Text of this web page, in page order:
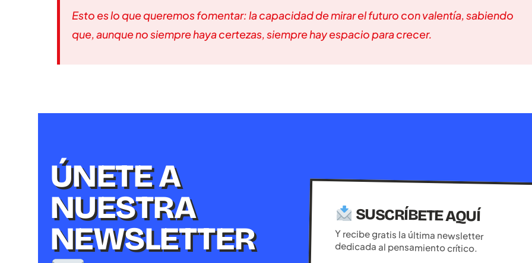
Esto es lo que queremos fomentar: la capacidad de mirar el futuro con valentía, sabiendo
que, aunque no siempre haya certezas, siempre hay espacio para crecer.
ÚNETE A
NUESTRA
NEWSLETTER
SUSCRÍBETE AQUÍ
Y recibe gratis la última newsletter
dedicada al pensamiento crítico.